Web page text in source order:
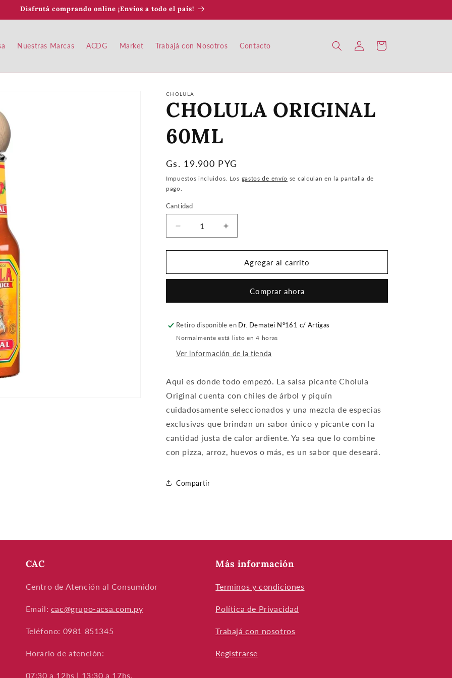
Disfrutá comprando online ¡Envíos a todo el país!
Nuestras Marcas ACDG Market Trabajá con Nosotros Contacto
Iniciar
sesión
Carrito
CHOLULA
CHOLULA ORIGINAL
60ML
Precio
habitual
Gs. 19.900 PYG
Impuestos incluidos. Los gastos de envío se calculan en la pantalla de
pago.
Cantidad
Reducir
cantidad
para
ORIGINAL
Aumentar
cantidad
para
CHOLULA
ORIGINAL
Agregar al carrito
Comprar ahora
Retiro disponible en Dr. Dematei N°161 c/ Artigas
Normalmente está listo en 4 horas
Ver información de la tienda
Aqui es donde todo empezó. La salsa picante Cholula
Original cuenta con chiles de árbol y piquín
cuidadosamente seleccionados y una mezcla de especias
exclusivas que brindan un sabor único y picante con la
cantidad justa de calor ardiente. Ya sea que lo combine
con pizza, arroz, huevos o más, es un sabor que deseará.
Compartir
CAC
Centro de Atención al Consumidor
Email: cac@grupo-acsa.com.py
Teléfono: 0981 851345
Horario de atención:
07:30 a 12hs | 13:30 a 17hs.
Más información
Terminos y condiciones
Política de Privacidad
Trabajá con nosotros
Registrarse